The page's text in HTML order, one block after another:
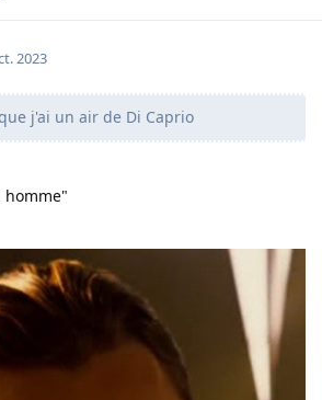
2023
j'ai un air de Di Caprio
homme"